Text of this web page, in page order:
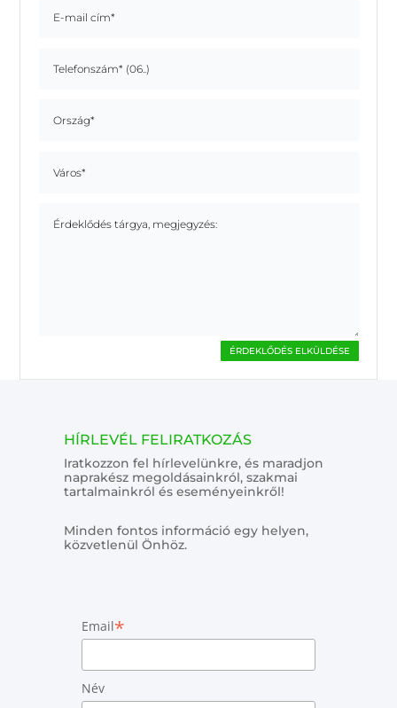
ÉRDEKLŐDÉS ELKÜLDÉSE
HÍRLEVÉL FELIRATKOZÁS
Iratkozzon fel hírlevelünkre, és maradjon
naprakész megoldásainkról, szakmai
tartalmainkról és eseményeinkről!
Minden fontos információ egy helyen,
közvetlenül Önhöz.
Email*
Név